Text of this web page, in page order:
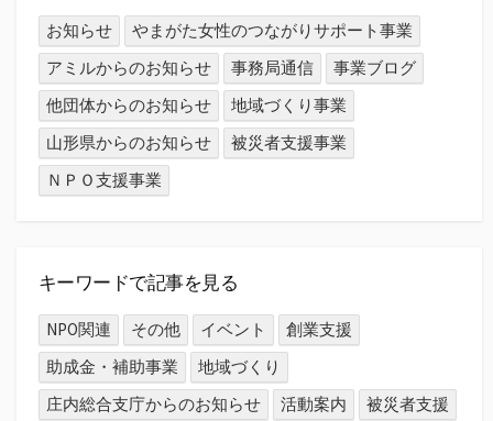
お知らせ
やまがた女性のつながりサポート事業
アミルからのお知らせ
事務局通信
事業ブログ
他団体からのお知らせ
地域づくり事業
山形県からのお知らせ
被災者支援事業
ＮＰＯ支援事業
キーワードで記事を見る
NPO関連 その他 イベント
創業支援
助成金・補助事業
地域づくり
庄内総合支庁からのお知らせ
活動案内
被災者支援